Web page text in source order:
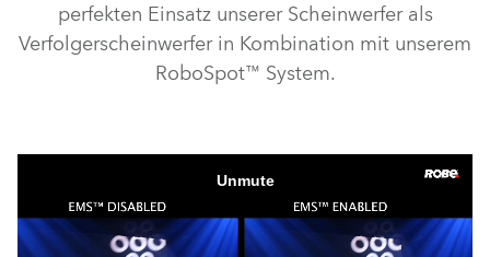
perfekten Einsatz unserer Scheinwerfer als
Verfolgerscheinwerfer in Kombination mit unserem
RoboSpot™ System.